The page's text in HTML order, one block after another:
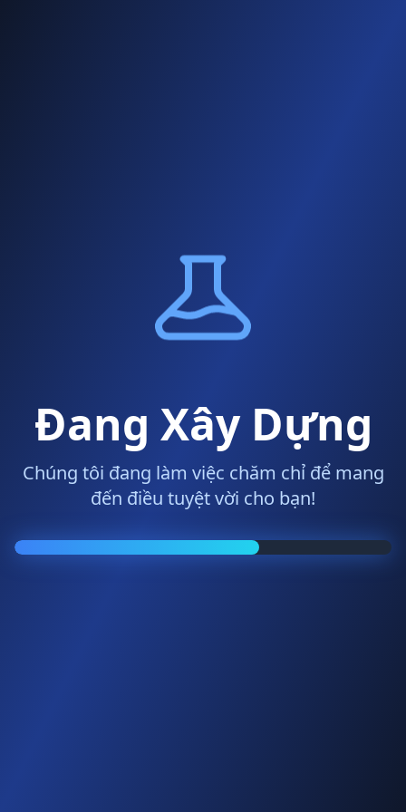
Đang Xây Dựng
Chúng tôi đang làm việc chăm chỉ để mang
đến điều tuyệt vời cho bạn!